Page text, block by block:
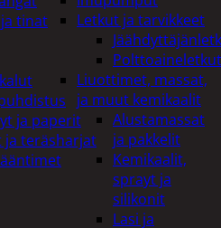
Letkut ja tarvikkeet
Polttoaineletkut
Liuottimet, massat,
ja muut kemikaalit
Alustamassat
ja pakkelit
Kemikaalit,
sprayt ja
silikonit
Lasi ja
tinat
ja paperit
ja teräsharjat